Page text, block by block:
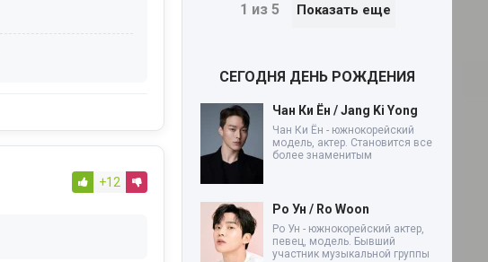
+12
1 из 5 Показать еще
СЕГОДНЯ ДЕНЬ РОЖДЕНИЯ
Чан Ки Ён / Jang Ki Yong
Чан Ки Ён - южнокорейский
модель, актер. Становится все
более знаменитым
Ро Ун / Ro Woon
Ро Ун - южнокорейский актер,
певец, модель. Бывший
участник музыкальной группы